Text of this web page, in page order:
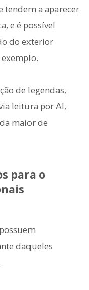
tendem a aparecer
e é possível
do exterior
de legendas,
leitura por AI,
maior de
para o
daqueles